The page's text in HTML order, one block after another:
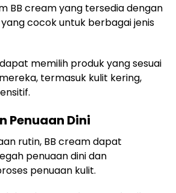
BB cream yang tersedia dengan
cocok untuk berbagai jenis
memilih produk yang sesuai
termasuk kulit kering,
Penuaan Dini
rutin, BB cream dapat
penuaan dini dan
penuaan kulit.